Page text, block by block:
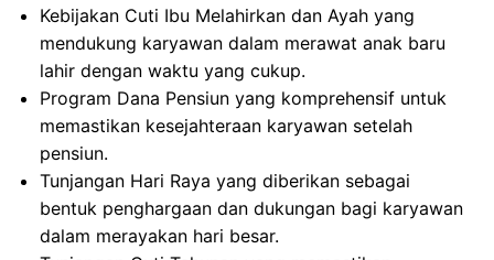
Kebijakan Cuti Ibu Melahirkan dan Ayah yang
mendukung karyawan dalam merawat anak baru
lahir dengan waktu yang cukup.
Program Dana Pensiun yang komprehensif untuk
memastikan kesejahteraan karyawan setelah
pensiun.
Tunjangan Hari Raya yang diberikan sebagai
bentuk penghargaan dan dukungan bagi karyawan
dalam merayakan hari besar.